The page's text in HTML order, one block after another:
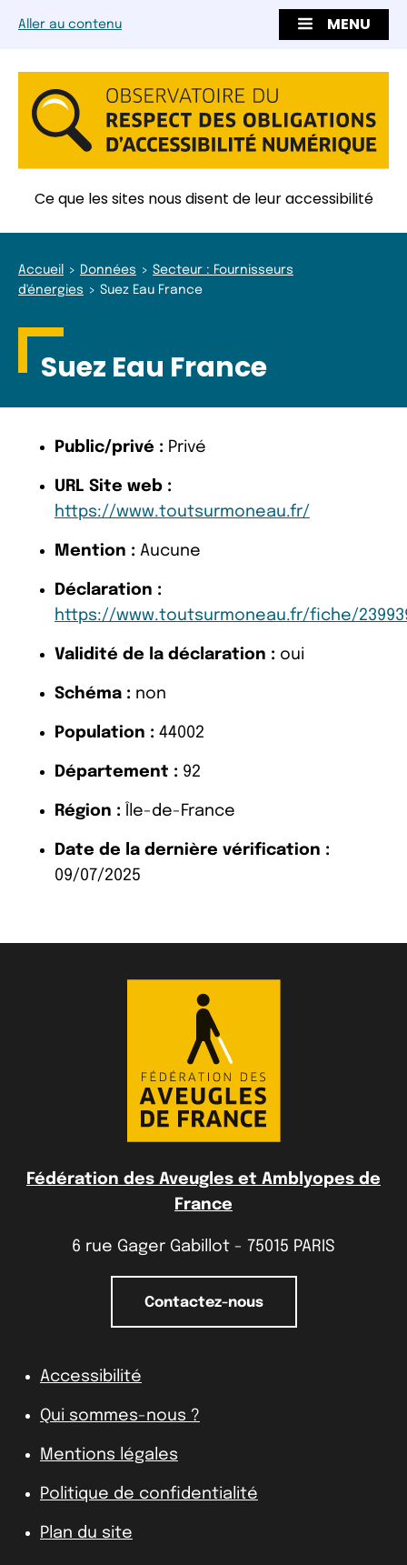
Aller au contenu MENU
Ce que les sites nous disent de leur accessibilité
Accueil Données
Secteur : Fournisseurs
d'énergies
Suez Eau France
Suez Eau France
Public/privé : Privé
URL Site web :
https://www.toutsurmoneau.fr/
Mention : Aucune
Déclaration :
https://www.toutsurmoneau.fr/fiche/
Validité de la déclaration : oui
Schéma : non
Population : 44002
Département : 92
Région : Île-de-France
Date de la dernière vérification :
09/07/2025
Fédération des Aveugles et Amblyopes de
France
6 rue Gager Gabillot - 75015 PARIS
Contactez-nous
Accessibilité
Qui sommes-nous ?
Mentions légales
Politique de confidentialité
Plan du site